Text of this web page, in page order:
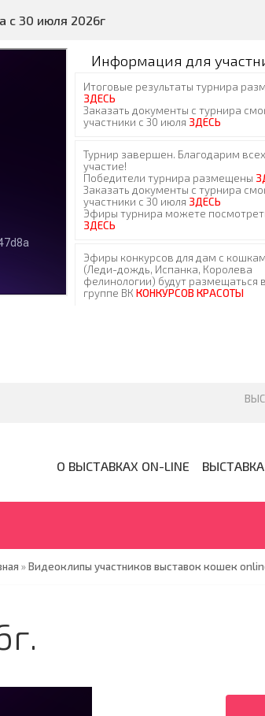
с 30 июля 2026г
Информация для
О ВЫСТАВКАХ ON-LINE ВЫСТАВКА
»Видеоклипы участников выставок кошек